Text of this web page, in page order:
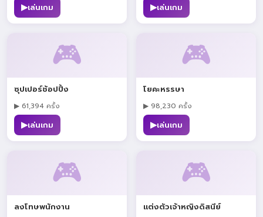
▶เล่นเกม ▶เล่นเกม
🎮
ซุปเปอร์ช้อปปิ้ง
▶ 61,394 ครั้ง
▶เล่นเกม
🎮
โยคะหรรษา
▶ 98,230 ครั้ง
▶เล่นเกม
🎮
ลงโทษพนักงาน
🎮
แต่งตัวเจ้าหญิงดิสนีย์